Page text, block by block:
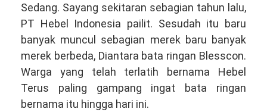
Sedang. Sayang sekitaran sebagian tahun lalu,
PT Hebel Indonesia pailit. Sesudah itu baru
banyak muncul sebagian merek baru banyak
merek berbeda, Diantara bata ringan Blesscon.
Warga yang telah terlatih bernama Hebel
Terus paling gampang ingat bata ringan
bernama itu hingga hari ini.